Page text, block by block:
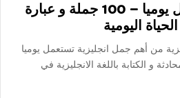
جمل انجليزية تستعمل يوميا – 100 جملة و عبارة
اليومية
من أهم جمل انجليزية تستعمل يوميا
و الكتابة باللغة الانجليزية في